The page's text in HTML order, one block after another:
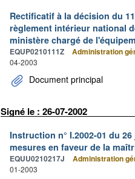
Rectificatif à la décision du
règlement intérieur national
ministère chargé de
EQUP0210111Z Administration
04-2003
Document principal
Signé le : 26-07-2002
Instruction n° I.2002-01 du
mesures en faveur de la
EQUU0210217J Administration
01-2003